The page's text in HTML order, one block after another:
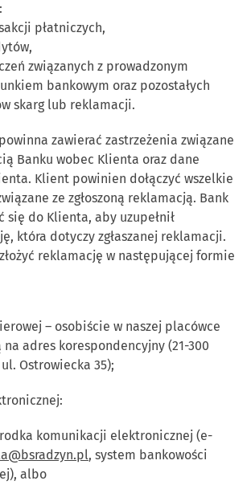
płatniczych,
związanych z prowadzonym
bankowym oraz pozostałych
skarg lub reklamacji.
zawierać zastrzeżenia związane
Banku wobec Klienta oraz dane
Klient powinien dołączyć wszelkie
ze zgłoszoną reklamacją. Bank
się do Klienta, aby uzupełnił
która dotyczy zgłaszanej reklamacji.
reklamację w następującej formie
– osobiście w naszej placówce
na adres korespondencyjny (21-300
Ostrowiecka 35);
komunikacji elektronicznej (e-
, system bankowości
albo